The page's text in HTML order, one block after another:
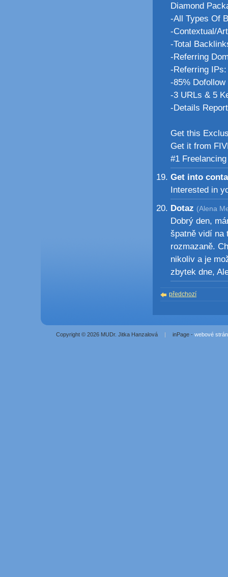
Diamond
-All Types Of
-Contextual/
-Total
-Referring
-Referring IPs:
-85%
-3 URLs & 5
-Details
Get this
Get it from
#1
Get into
Interested in
Dotaz (Alena
Dobrý den,
špatně vidí na
rozmazaně.
nikoliv a je
zbytek dne,
předchozí
Copyright © 2026 MUDr. Jitka Hanzalová inPage - webové